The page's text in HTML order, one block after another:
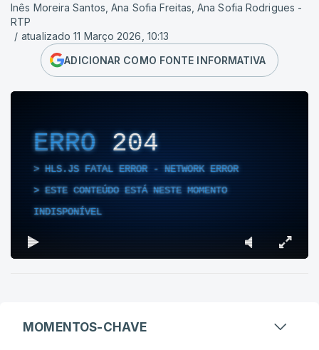
Inês Moreira Santos, Ana Sofia Freitas, Ana Sofia Rodrigues -
RTP
/ atualizado 11 Março 2026, 10:13
ADICIONAR COMO FONTE INFORMATIVA
ERRO204
HLS.JS FATAL ERROR - NETWORK ERROR
ESTE CONTEÚDO ESTÁ NESTE MOMENTO
INDISPONÍVEL
MOMENTOS-CHAVE